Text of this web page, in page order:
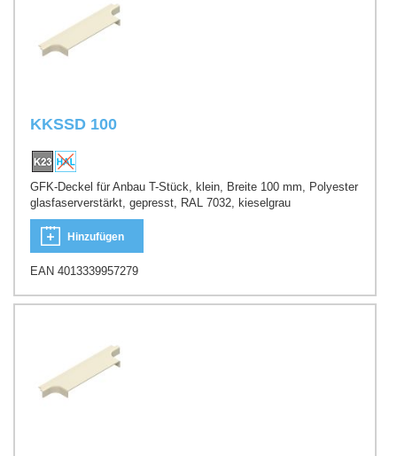
KKSSD 100
GFK-Deckel für Anbau T-Stück, klein, Breite 100 mm, Polyester
glasfaserverstärkt, gepresst, RAL 7032, kieselgrau
Hinzufügen
EAN 4013339957279